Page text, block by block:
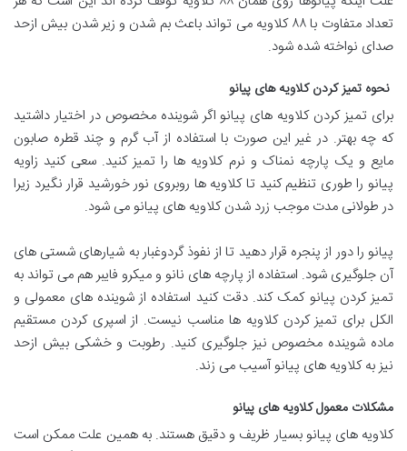
تعداد متفاوت با ۸۸ کلاویه می تواند باعث بم شدن و زیر شدن بیش ازحد
صدای نواخته شده شود.
نحوه تمیز کردن کلاویه های پیانو
برای تمیز کردن کلاویه های پیانو اگر شوینده مخصوص در اختیار داشتید
که چه بهتر. در غیر این صورت با استفاده از آب گرم و چند قطره صابون
مایع و یک پارچه نمناک و نرم کلاویه ها را تمیز کنید. سعی کنید زاویه
پیانو را طوری تنظیم کنید تا کلاویه ها روبروی نور خورشید قرار نگیرد زیرا
در طولانی مدت موجب زرد شدن کلاویه های پیانو می شود.
پیانو را دور از پنجره قرار دهید تا از نفوذ گردوغبار به شیارهای شستی های
آن جلوگیری شود. استفاده از پارچه های نانو و میکرو فایبر هم می تواند به
تمیز کردن پیانو کمک کند. دقت کنید استفاده از شوینده های معمولی و
الکل برای تمیز کردن کلاویه ها مناسب نیست. از اسپری کردن مستقیم
ماده شوینده مخصوص نیز جلوگیری کنید. رطوبت و خشکی بیش ازحد
نیز به کلاویه های پیانو آسیب می زند.
مشکلات معمول کلاویه های پیانو
کلاویه های پیانو بسیار ظریف و دقیق هستند. به همین علت ممکن است